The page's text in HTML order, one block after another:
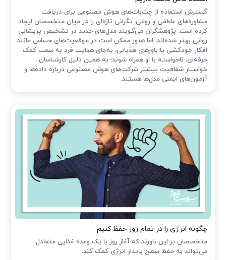
گسترش استفاده از چت‌بات‌های هوش مصنوعی برای دریافت
مشاوره‌های عاطفی و روانی، نگرانی تازه‌ای را در میان متخصصان ایجاد
کرده است. پژوهشگران می‌گویند مدل‌های جدید در تشخیص پریشانی
روانی بهتر شده‌اند، اما هنوز ممکن است در موقعیت‌های حساس مانند
افکار خودکشی یا باورهای هذیانی، به‌جای هدایت فرد به سمت کمک
حرفه‌ای، ناخواسته با او همراه شوند؛ به همین دلیل کارشناسان
خواستار شفافیت بیشتر شرکت‌های هوش مصنوعی درباره داده‌ها و
آزمون‌های ایمنی مدل‌ها هستند.
چگونه انرژی را در تمام روز حفظ کنیم
متخصصان بر این باورند که آغاز روز با یک وعده غذایی متعادل
می‌تواند به حفظ سطح پایدار انرژی کمک کند.